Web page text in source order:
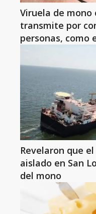
Viruela de mono
transmite por
personas, como
Revelaron que
aislado en San
del mono